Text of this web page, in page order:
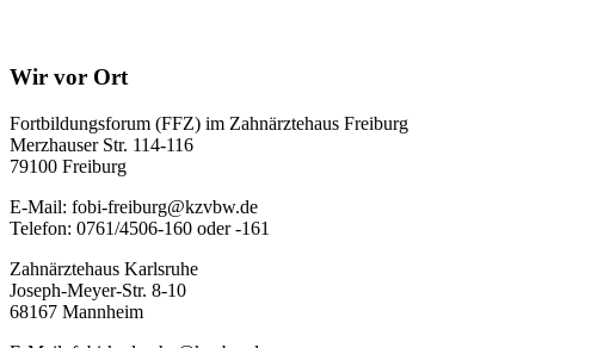
Wir vor Ort
Fortbildungsforum (FFZ) im Zahnärztehaus Freiburg
Merzhauser Str. 114-116
79100 Freiburg
E-Mail: fobi-freiburg@kzvbw.de
Telefon: 0761/4506-160 oder -161
Zahnärztehaus Karlsruhe
Joseph-Meyer-Str. 8-10
68167 Mannheim